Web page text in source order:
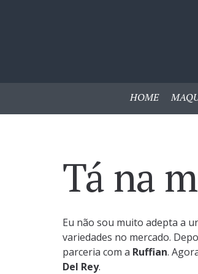
HOME
Tá na
Eu não sou muito adepta a
variedades no mercado.
parceria com a Ruffian.
Del Rey.